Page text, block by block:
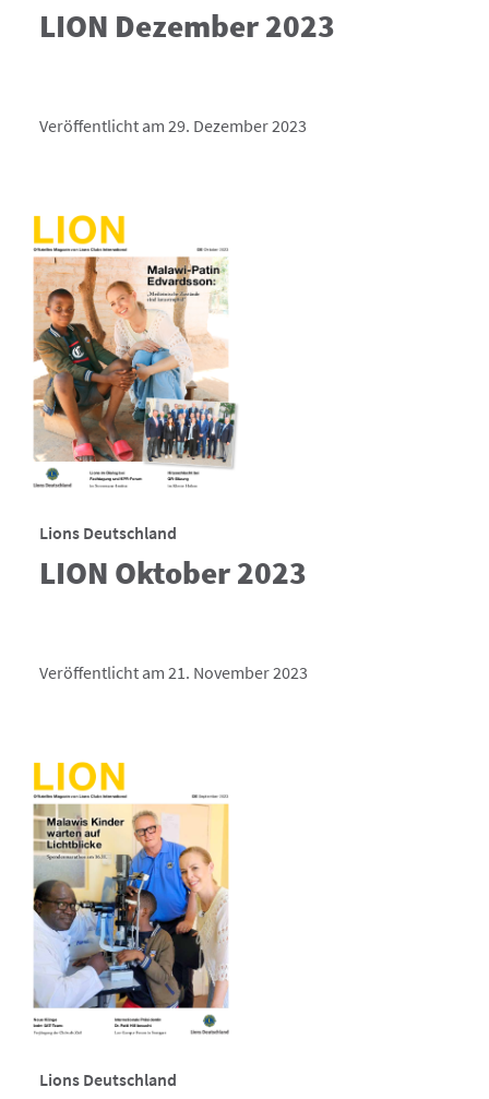
LION Dezember 2023
Veröffentlicht am 29. Dezember 2023
Lions Deutschland
LION Oktober 2023
Veröffentlicht am 21. November 2023
Lions Deutschland